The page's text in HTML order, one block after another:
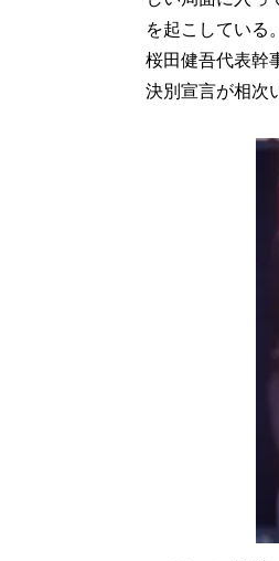
を起こしている
桜田健吾代表幹
決別宣言が相次